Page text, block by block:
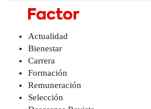
Actualidad
Bienestar
Carrera
Formación
Remuneración
Selección